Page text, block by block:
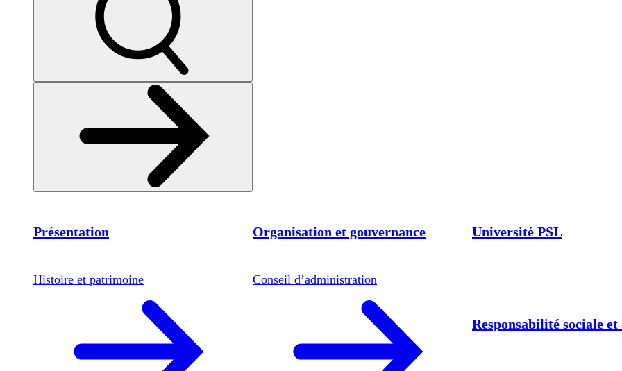
Présentation
Histoire et patrimoine
Organisation et gouvernance
Conseil d’administration
Université PSL
Responsabilité sociale